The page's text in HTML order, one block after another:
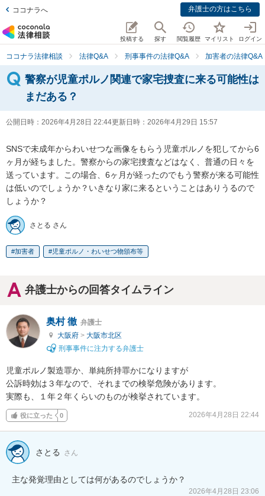
ココナラへ 弁護士の方はこちら
投稿する 探す 閲覧履歴 マイリスト ログイン
ココナラ法律相談 法律Q&A 刑事事件の法律Q&A 加害者の法律Q&A
警察が児童ポルノ関連で家宅捜査に来る可能性は
まだある？
公開日時： 2026年4月28日 22:44更新日時： 2026年4月29日 15:57
SNSで未成年からわいせつな画像をもらう児童ポルノを犯してから6
ヶ月が経ちました。警察からの家宅捜査などはなく、普通の日々を
送っています。この場合、6ヶ月が経ったのでもう警察が来る可能性
は低いのでしょうか？いきなり家に来るということはありうるので
しょうか？
さとる さん
加害者 児童ポルノ・わいせつ物頒布等
弁護士からの回答タイムライン
奥村 徹 弁護士
大阪府 > 大阪市北区
刑事事件に注力する弁護士
児童ポルノ製造罪か、単純所持罪かになりますが
公訴時効は３年なので、それまでの検挙危険があります。
実際も、１年２年くらいのものが検挙されています。
役に立った 0 2026年4月28日 22:44
さとる さん
主な発覚理由としては何があるのでしょうか？
2026年4月28日 23:06